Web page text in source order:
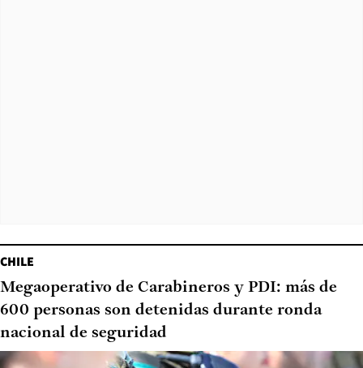
CHILE
Megaoperativo de Carabineros y PDI: más de
600 personas son detenidas durante ronda
nacional de seguridad